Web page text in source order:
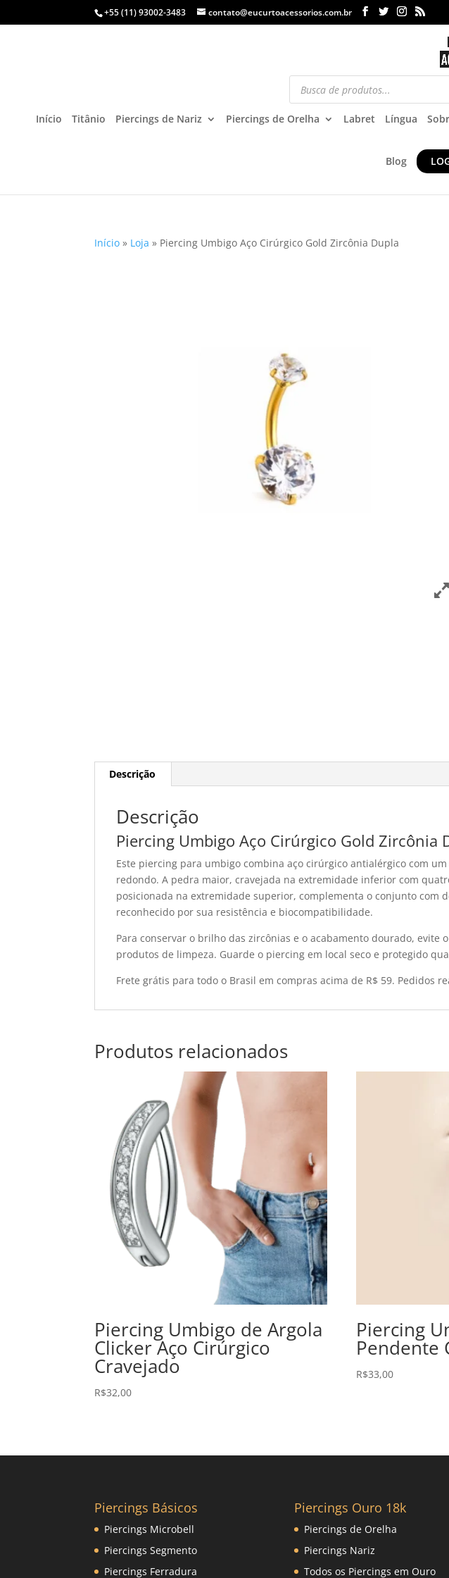
+55 (11) 93002-3483 contato@eucurtoacessorios.com.br
Início Titânio Piercings de Nariz Piercings de Orelha Labret Língua
Blog
Início » Loja » Piercing Umbigo Aço Cirúrgico Gold Zircônia Dupla
Descrição
Descrição
Piercing Umbigo Aço Cirúrgico Gold Zircônia
Este piercing para umbigo combina aço cirúrgico antialérgico com
redondo. A pedra maior, cravejada na extremidade inferior com
posicionada na extremidade superior, complementa o conjunto com
reconhecido por sua resistência e biocompatibilidade.
Para conservar o brilho das zircônias e o acabamento dourado,
produtos de limpeza. Guarde o piercing em local seco e protegido
Frete grátis para todo o Brasil em compras acima de R$ 59. Pedidos
Produtos relacionados
Piercing Umbigo de Argola
Clicker Aço Cirúrgico
Cravejado
R$32,00
Piercing
Pendente
R$33,00
Piercings Básicos
Piercings Microbell
Piercings Segmento
Piercings Ferradura
Piercings Ouro 18k
Piercings de Orelha
Piercings Nariz
Todos os Piercings em Ouro